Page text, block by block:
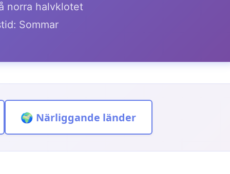
norra halvklotet
Sommar
🌍 Närliggande länder